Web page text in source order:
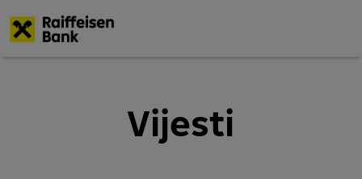
Vijesti